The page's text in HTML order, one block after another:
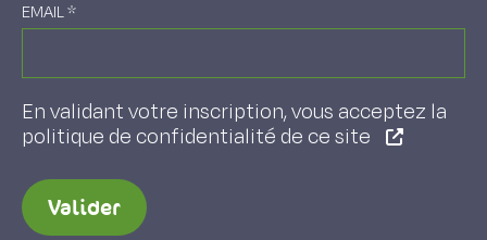
EMAIL*
En validant votre inscription, vous acceptez la
politique de confidentialité de ce site
Valider